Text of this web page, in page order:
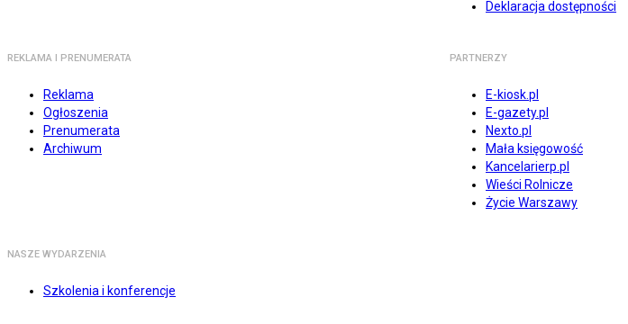
Deklaracja dostępności
REKLAMA I PRENUMERATA
Reklama
Ogłoszenia
Prenumerata
Archiwum
PARTNERZY
E-kiosk.pl
E-gazety.pl
Nexto.pl
Mała księgowość
Kancelarierp.pl
Wieści Rolnicze
Życie Warszawy
NASZE WYDARZENIA
Szkolenia i konferencje